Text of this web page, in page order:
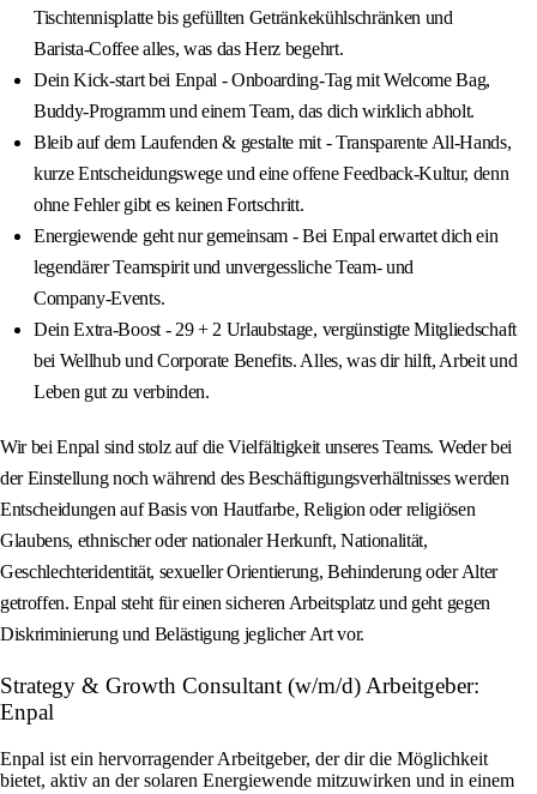
Tischtennisplatte bis gefüllten Getränkekühlschränken und
Barista‑Coffee alles, was das Herz begehrt.
Dein Kick‑start bei Enpal - Onboarding‑Tag mit Welcome Bag,
Buddy‑Programm und einem Team, das dich wirklich abholt.
Bleib auf dem Laufenden & gestalte mit - Transparente All‑Hands,
kurze Entscheidungswege und eine offene Feedback‑Kultur, denn
ohne Fehler gibt es keinen Fortschritt.
Energiewende geht nur gemeinsam - Bei Enpal erwartet dich ein
legendärer Teamspirit und unvergessliche Team‑ und
Company‑Events.
Dein Extra-Boost - 29 + 2 Urlaubstage, vergünstigte Mitgliedschaft
bei Wellhub und Corporate Benefits. Alles, was dir hilft, Arbeit und
Leben gut zu verbinden.
Wir bei Enpal sind stolz auf die Vielfältigkeit unseres Teams. Weder bei
der Einstellung noch während des Beschäftigungsverhältnisses werden
Entscheidungen auf Basis von Hautfarbe, Religion oder religiösen
Glaubens, ethnischer oder nationaler Herkunft, Nationalität,
Geschlechteridentität, sexueller Orientierung, Behinderung oder Alter
getroffen. Enpal steht für einen sicheren Arbeitsplatz und geht gegen
Diskriminierung und Belästigung jeglicher Art vor.
Strategy & Growth Consultant (w/m/d) Arbeitgeber:
Enpal
Enpal ist ein hervorragender Arbeitgeber, der dir die Möglichkeit
bietet, aktiv an der solaren Energiewende mitzuwirken und in einem